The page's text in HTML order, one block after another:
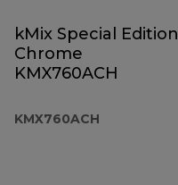
kMix Special Edition
Chrome
KMX760ACH
KMX760ACH